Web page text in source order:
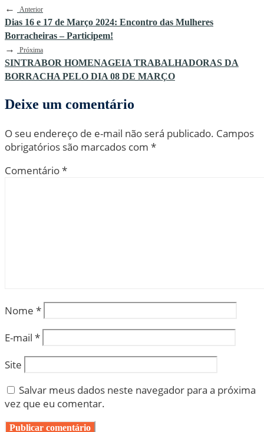
← Anterior
Dias 16 e 17 de Março 2024: Encontro das Mulheres
Borracheiras – Participem!
→ Próxima
SINTRABOR HOMENAGEIA TRABALHADORAS DA
BORRACHA PELO DIA 08 DE MARÇO
Deixe um comentário
O seu endereço de e-mail não será publicado. Campos
obrigatórios são marcados com *
Comentário*
Nome *
E-mail *
Site
Salvar meus dados neste navegador para a próxima
vez que eu comentar.